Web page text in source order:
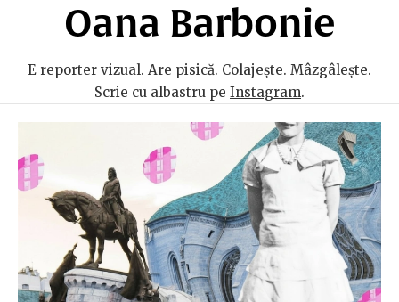
Oana Barbonie
E reporter vizual. Are pisică. Colajește. Mâzgâlește.
Scrie cu albastru pe Instagram.